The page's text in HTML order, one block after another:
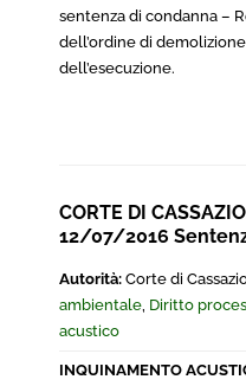
sentenza di condanna –
dell’ordine di
dell’esecuzione.
CORTE DI
12/07/2016
Autorità: Corte di
ambientale, Diritto
acustico
INQUINAMENTO